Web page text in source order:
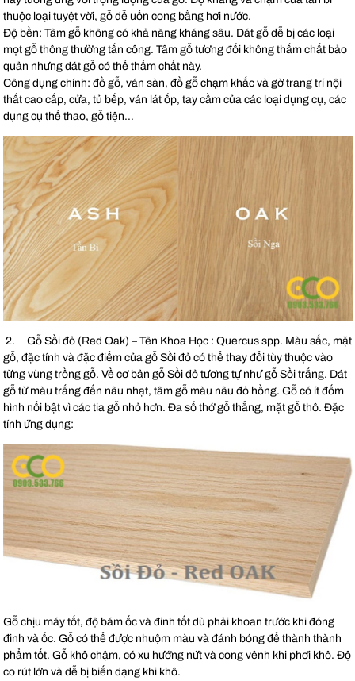
thuộc loại tuyệt vời, gỗ dễ uốn cong bằng hơi nước.
Độ bền: Tâm gỗ không có khả năng kháng sâu. Dát gỗ dễ bị các loại
mọt gỗ thông thường tấn công. Tâm gỗ tương đối không thấm chất bảo
quản nhưng dát gỗ có thể thấm chất này.
Công dụng chính: đồ gỗ, ván sàn, đồ gỗ chạm khắc và gờ trang trí nội
thất cao cấp, cửa, tủ bếp, ván lát ốp, tay cầm của các loại dụng cụ, các
dụng cụ thể thao, gỗ tiện…
2. Gỗ Sồi đỏ (Red Oak) – Tên Khoa Học : Quercus spp. Màu sắc, mặt
gỗ, đặc tính và đặc điểm của gỗ Sồi đỏ có thể thay đổi tùy thuộc vào
từng vùng trồng gỗ. Về cơ bản gỗ Sồi đỏ tương tự như gỗ Sồi trắng. Dát
gỗ từ màu trắng đến nâu nhạt, tâm gỗ màu nâu đỏ hồng. Gỗ có ít đốm
hình nổi bật vì các tia gỗ nhỏ hơn. Đa số thớ gỗ thẳng, mặt gỗ thô. Đặc
tính ứng dụng:
Gỗ chịu máy tốt, độ bám ốc và đinh tốt dù phải khoan trước khi đóng
đinh và ốc. Gỗ có thể được nhuộm màu và đánh bóng để thành thành
phẩm tốt. Gỗ khô chậm, có xu hướng nứt và cong vênh khi phơi khô. Độ
co rút lớn và dễ bị biến dạng khi khô.